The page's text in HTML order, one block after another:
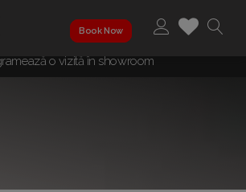
o vizită în showroom
Book Now